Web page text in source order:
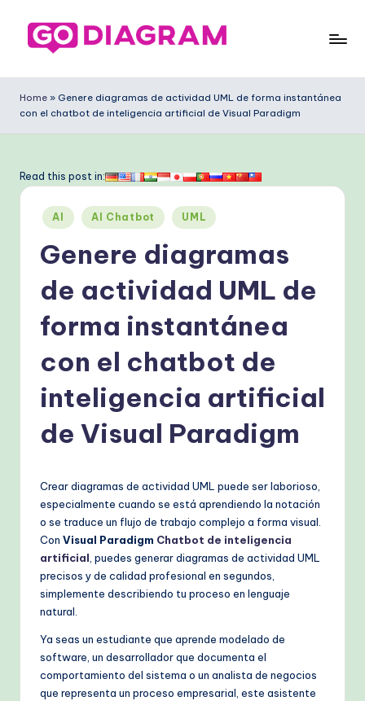
Saltar
o
D
g
ra
m
ni
o
A
W
o
Home » Genere diagramas de actividad UML de forma instantánea
con el chatbot de inteligencia artificial de Visual Paradigm
Read this post in:
Publicado
en
AI AI Chatbot UML
Genere diagramas
de actividad UML de
forma instantánea
con el chatbot de
inteligencia artificial
de Visual Paradigm
Crear diagramas de actividad UML puede ser laborioso,
especialmente cuando se está aprendiendo la notación
o se traduce un flujo de trabajo complejo a forma visual.
Con Visual Paradigm Chatbot de inteligencia
artificial , puedes generar diagramas de actividad UML
precisos y de calidad profesional en segundos,
simplemente describiendo tu proceso en lenguaje
natural.
Ya seas un estudiante que aprende modelado de
software, un desarrollador que documenta el
comportamiento del sistema o un analista de negocios
que representa un proceso empresarial, este asistente